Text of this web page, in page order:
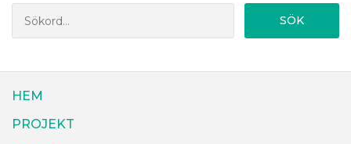
SÖK
HEM
PROJEKT